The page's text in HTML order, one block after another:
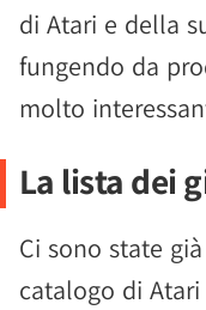
di Atari e della
fungendo da
molto
La lista dei
Ci sono state
catalogo di